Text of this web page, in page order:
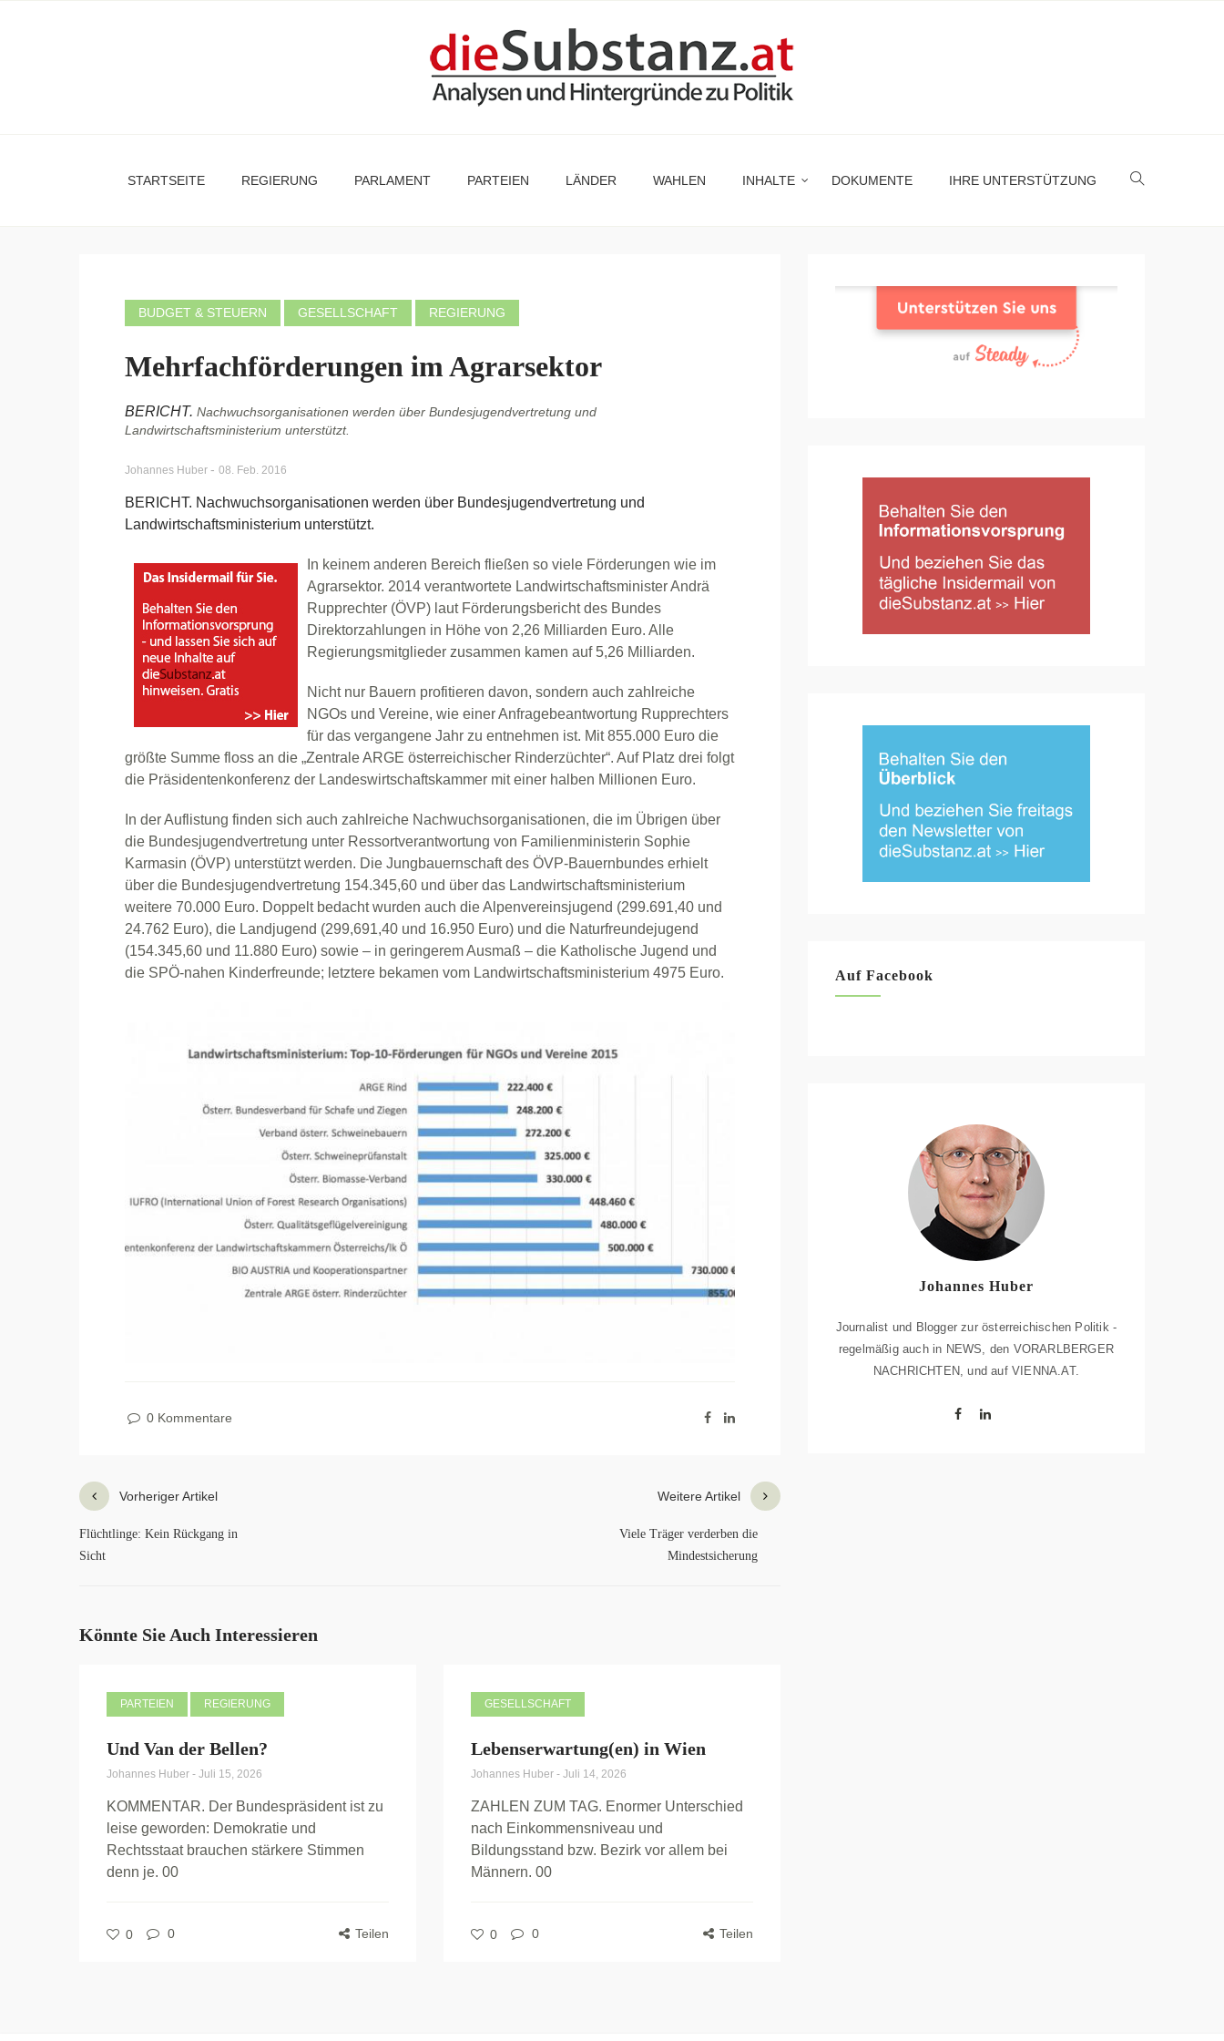
STARTSEITE REGIERUNG PARLAMENT PARTEIEN LÄNDER WAHLEN INHALTE DOKUMENTE IHRE UNTERSTÜTZUNG
BUDGET & STEUERN GESELLSCHAFT REGIERUNG
Mehrfachförderungen im Agrarsektor
BERICHT. Nachwuchsorganisationen werden über Bundesjugendvertretung und
Landwirtschaftsministerium unterstützt.
Johannes Huber - 08. Feb. 2016
BERICHT. Nachwuchsorganisationen werden über Bundesjugendvertretung und
Landwirtschaftsministerium unterstützt.
In keinem anderen Bereich fließen so viele Förderungen wie im
Agrarsektor. 2014 verantwortete Landwirtschaftsminister Andrä
Rupprechter (ÖVP) laut Förderungsbericht des Bundes
Direktorzahlungen in Höhe von 2,26 Milliarden Euro. Alle
Regierungsmitglieder zusammen kamen auf 5,26 Milliarden.
Nicht nur Bauern profitieren davon, sondern auch zahlreiche
NGOs und Vereine, wie einer Anfragebeantwortung Rupprechters
für das vergangene Jahr zu entnehmen ist. Mit 855.000 Euro die
größte Summe floss an die „Zentrale ARGE österreichischer Rinderzüchter“. Auf Platz drei folgt
die Präsidentenkonferenz der Landeswirtschaftskammer mit einer halben Millionen Euro.
In der Auflistung finden sich auch zahlreiche Nachwuchsorganisationen, die im Übrigen über
die Bundesjugendvertretung unter Ressortverantwortung von Familienministerin Sophie
Karmasin (ÖVP) unterstützt werden. Die Jungbauernschaft des ÖVP-Bauernbundes erhielt
über die Bundesjugendvertretung 154.345,60 und über das Landwirtschaftsministerium
weitere 70.000 Euro. Doppelt bedacht wurden auch die Alpenvereinsjugend (299.691,40 und
24.762 Euro), die Landjugend (299,691,40 und 16.950 Euro) und die Naturfreundejugend
(154.345,60 und 11.880 Euro) sowie – in geringerem Ausmaß – die Katholische Jugend und
die SPÖ-nahen Kinderfreunde; letztere bekamen vom Landwirtschaftsministerium 4975 Euro.
0 Kommentare
Vorheriger Artikel
Flüchtlinge: Kein Rückgang in
Sicht
Weitere Artikel
Viele Träger verderben die
Mindestsicherung
Könnte Sie Auch Interessieren
PARTEIEN REGIERUNG
Und Van der Bellen?
Johannes Huber - Juli 15, 2026
KOMMENTAR. Der Bundespräsident ist zu
leise geworden: Demokratie und
Rechtsstaat brauchen stärkere Stimmen
denn je. 00
0 0 Teilen
GESELLSCHAFT
Lebenserwartung(en) in Wien
Johannes Huber - Juli 14, 2026
ZAHLEN ZUM TAG. Enormer Unterschied
nach Einkommensniveau und
Bildungsstand bzw. Bezirk vor allem bei
Männern. 00
0 0 Teilen
Auf Facebook
Johannes Huber
Journalist und Blogger zur österreichischen Politik -
regelmäßig auch in NEWS, den VORARLBERGER
NACHRICHTEN, und auf VIENNA.AT.